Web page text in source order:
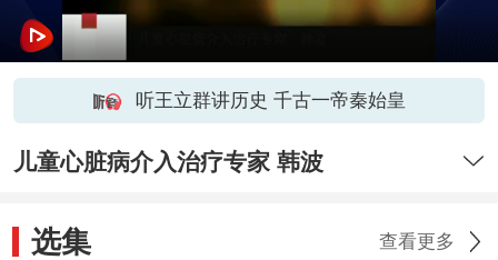
听王立群讲历史 千古一帝秦始皇
儿童心脏病介入治疗专家 韩波
选集 查看更多